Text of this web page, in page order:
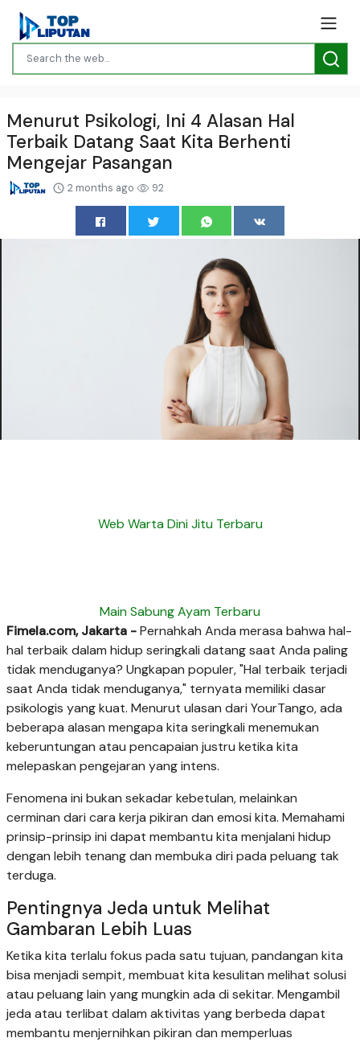
Menurut Psikologi, Ini 4 Alasan Hal
Terbaik Datang Saat Kita Berhenti
Mengejar Pasangan
2 months ago 92
Web Warta Dini Jitu Terbaru
Main Sabung Ayam Terbaru
Fimela.com, Jakarta -Pernahkah Anda merasa bahwa hal-
hal terbaik dalam hidup seringkali datang saat Anda paling
tidak menduganya? Ungkapan populer, "Hal terbaik terjadi
saat Anda tidak menduganya," ternyata memiliki dasar
psikologis yang kuat. Menurut ulasan dari YourTango, ada
beberapa alasan mengapa kita seringkali menemukan
keberuntungan atau pencapaian justru ketika kita
melepaskan pengejaran yang intens.
Fenomena ini bukan sekadar kebetulan, melainkan
cerminan dari cara kerja pikiran dan emosi kita. Memahami
prinsip-prinsip ini dapat membantu kita menjalani hidup
dengan lebih tenang dan membuka diri pada peluang tak
terduga.
Pentingnya Jeda untuk Melihat
Gambaran Lebih Luas
Ketika kita terlalu fokus pada satu tujuan, pandangan kita
bisa menjadi sempit, membuat kita kesulitan melihat solusi
atau peluang lain yang mungkin ada di sekitar. Mengambil
jeda atau terlibat dalam aktivitas yang berbeda dapat
membantu menjernihkan pikiran dan memperluas